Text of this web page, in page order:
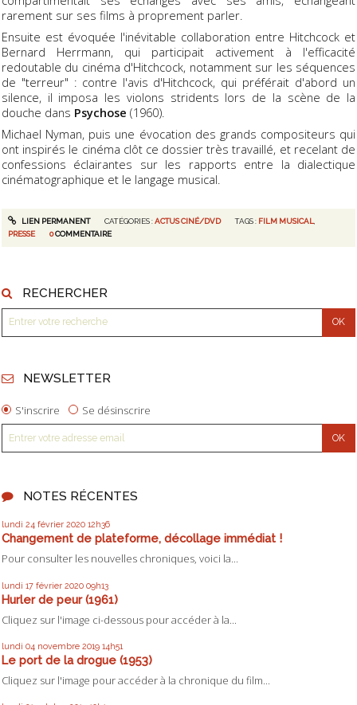
rarement sur ses films à proprement parler.
Ensuite est évoquée l'inévitable collaboration entre Hitchcock et
Bernard Herrmann, qui participait activement à l'efficacité
redoutable du cinéma d'Hitchcock, notamment sur les séquences
de "terreur" : contre l'avis d'Hitchcock, qui préférait d'abord un
silence, il imposa les violons stridents lors de la scène de la
douche dans Psychose (1960).
Michael Nyman, puis une évocation des grands compositeurs qui
ont inspirés le cinéma clôt ce dossier très travaillé, et recelant de
confessions éclairantes sur les rapports entre la dialectique
cinématographique et le langage musical.
LIEN PERMANENT CATÉGORIES :ACTUS CINÉ/DVD TAGS : FILM MUSICAL
PRESSE
0COMMENTAIRE
RECHERCHER
NEWSLETTER
S'inscrire Se désinscrire
NOTES RÉCENTES
lundi 24 février 2020 12h36
Changement de plateforme, décollage immédiat !
Pour consulter les nouvelles chroniques, voici la...
lundi 17 février 2020 09h13
Hurler de peur (1961)
Cliquez sur l'image ci-dessous pour accéder à la...
lundi 04 novembre 2019 14h51
Le port de la drogue (1953)
Cliquez sur l'image pour accéder à la chronique du film...